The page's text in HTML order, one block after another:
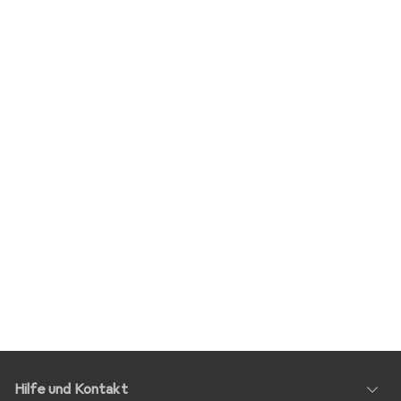
Hilfe und Kontakt